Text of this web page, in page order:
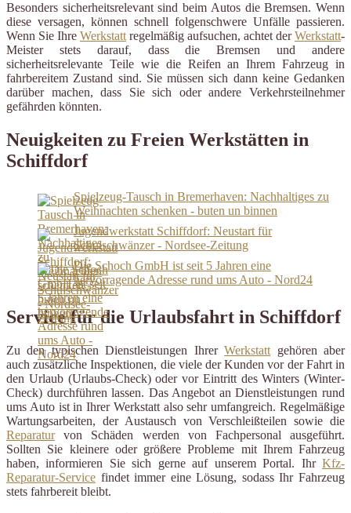
Besonders sicherheitsrelevant sind beim Autos die Bremsen. Wenn
diese versagen, können schnell folgenschwere Unfälle passieren.
Wenn Sie Ihre Werkstatt regelmäßig aufsuchen, achtet derWerkstatt-
Meister stets darauf, dass die Bremsen und andere
sicherheitsrelevante Teile wie die Reifen an Ihrem Fahrzeug in
fahrbereitem Zustand sind. Sie müssen sich dann keine Gedanken
darüber machen, dass Sie sich oder andere Verkehrsteilnehmer
gefährden könnten.
Neuigkeiten zu Freien Werkstätten in
Schiffdorf
Spielzeug-Tausch in Bremerhaven: Nachhaltiges zu
Weihnachten schenken - buten un binnen
Jugendwerkstatt Schiffdorf: Neustart für
Schulschwänzer - Nordsee-Zeitung
Die Schoch GmbH ist seit 5 Jahren eine
hervorragende Adresse rund ums Auto - Nord24
Service für die Urlaubsfahrt in Schiffdorf
Zu den typischen Dienstleistungen IhrerWerkstatt gehören aber
auch zusätzliche Inspektionen, die viele der Kunden vor der Fahrt in
den Urlaub (Urlaubs-Check) oder vor Eintritt des Winters (Winter-
Check) durchführen lassen. Das Angebot an Dienstleistungen rund
ums Auto ist in Ihrer Werkstatt also sehr umfangreich. Regelmäßige
Wartungsarbeiten, der Austausch von Verschleißteilen sowie die
Reparaturvon Schäden werden von Fachpersonal ausgeführt.
Sollten Sie kleinere oder größere Probleme mit Ihrem Fahrzeug
haben, informieren Sie sich gerne auf unserem Portal. Ihr Kfz-
Reparatur-Service findet immer eine Lösung, sodass Ihr Fahrzeug
stets fahrbereit bleibt.